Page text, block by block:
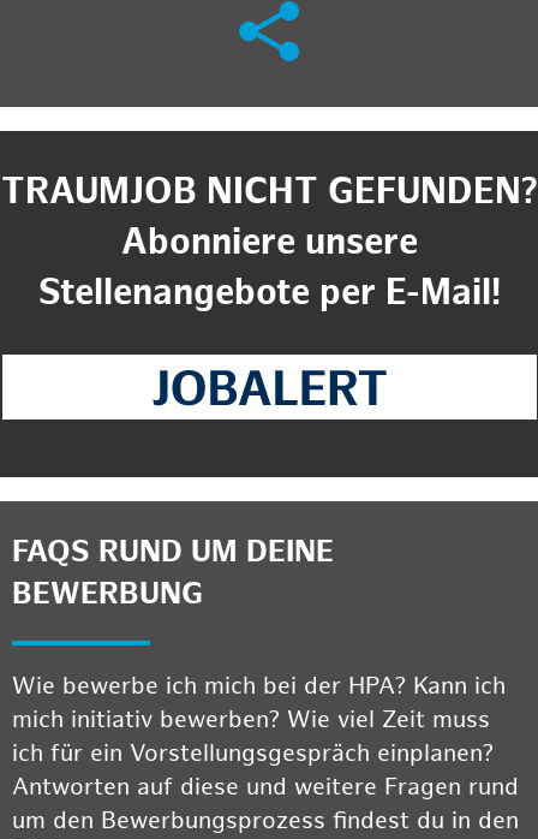
TRAUMJOB NICHT GEFUNDEN?
Abonniere unsere
Stellenangebote per E-Mail!
FAQS RUND UM DEINE
BEWERBUNG
Wie bewerbe ich mich bei der HPA? Kann ich
mich initiativ bewerben? Wie viel Zeit muss
ich für ein Vorstellungsgespräch einplanen?
Antworten auf diese und weitere Fragen rund
um den Bewerbungsprozess findest du in den